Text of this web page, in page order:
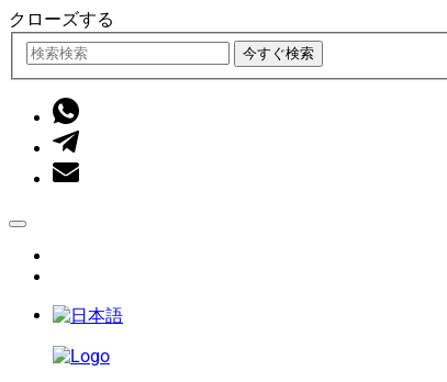
クローズする
今すぐ検索